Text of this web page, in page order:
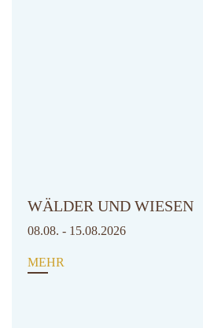
WÄLDER UND WIESEN
08.08. - 15.08.2026
MEHR